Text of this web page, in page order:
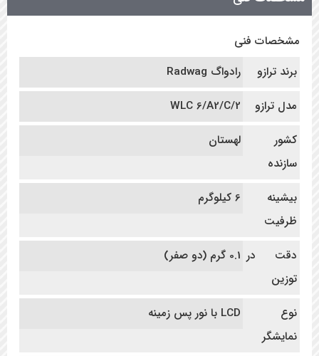
مشخصات فنی
برند ترازو
رادواگ Radwag
مدل ترازو
WLC 6/A2/C/2
کشور
سازنده
لهستان
بیشینه
ظرفیت
6 کیلوگرم
دقت در
توزین
0.1 گرم (دو صفر)
نوع
نمایشگر
LCD با نور پس زمینه